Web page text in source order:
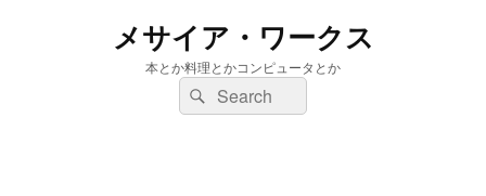
メサイア・ワークス
本とか料理とかコンピュータとか
検
索:
検
索